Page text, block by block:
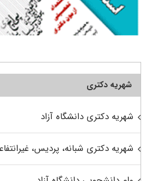
شهریه دکتری
شهریه دکتری دانشگاه آزاد
شهریه دکتری شبانه، پردیس،